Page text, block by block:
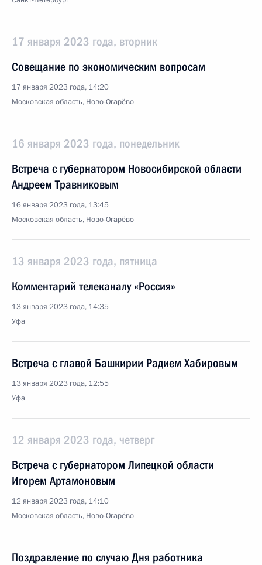
17 января 2023 года, вторник
Совещание по экономическим вопросам
17 января 2023 года, 14:20
Московская область, Ново-Огарёво
16 января 2023 года, понедельник
Встреча с губернатором Новосибирской области
Андреем Травниковым
16 января 2023 года, 13:45
Московская область, Ново-Огарёво
13 января 2023 года, пятница
Комментарий телеканалу «Россия»
13 января 2023 года, 14:35
Уфа
Встреча с главой Башкирии Радием Хабировым
13 января 2023 года, 12:55
Уфа
12 января 2023 года, четверг
Встреча с губернатором Липецкой области
Игорем Артамоновым
12 января 2023 года, 14:10
Московская область, Ново-Огарёво
Поздравление по случаю Дня работника